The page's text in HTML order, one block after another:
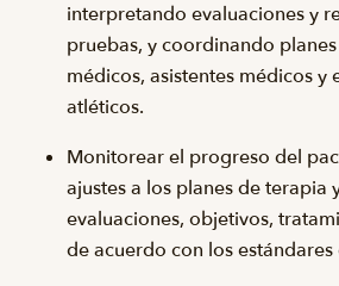
interpretando evaluaciones y
pruebas, y coordinando
médicos, asistentes médicos y
atléticos.
Monitorear el progreso del
ajustes a los planes de terapia
evaluaciones, objetivos,
de acuerdo con los